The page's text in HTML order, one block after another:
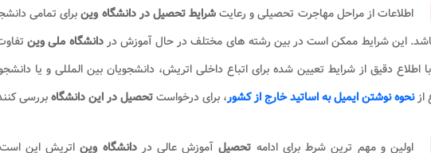
اطلاعات از مراحل مهاجرت تحصیلی و رعایتشرایط تحصیل در دانشگاه وینبرای تمامی
این شرایط ممکن است در بین رشته های مختلف در حال آموزش دردانشگاه ملی وین
اطلاع دقیق از شرایط تعیین شده برای اتباع داخلی اتریش، دانشجویان بین المللی و یا
ازنحوه نوشتن ایمیل به اساتید خارج از کشور، برای درخواستتحصیل در این دانشگاهبررسی
اولین و مهم ترین شرط برای ادامه تحصیل آموزش عالی دردانشگاه ویناتریش این است